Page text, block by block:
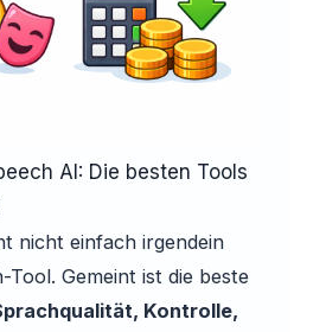
AI: Die besten Tools
nicht einfach irgendein
Gemeint ist die beste
Kontrolle,